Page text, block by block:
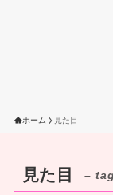
ホーム 見た目
見た目 –